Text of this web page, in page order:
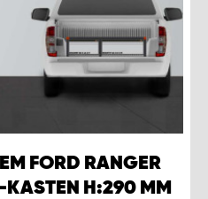
FORD RANGER
H:290 MM